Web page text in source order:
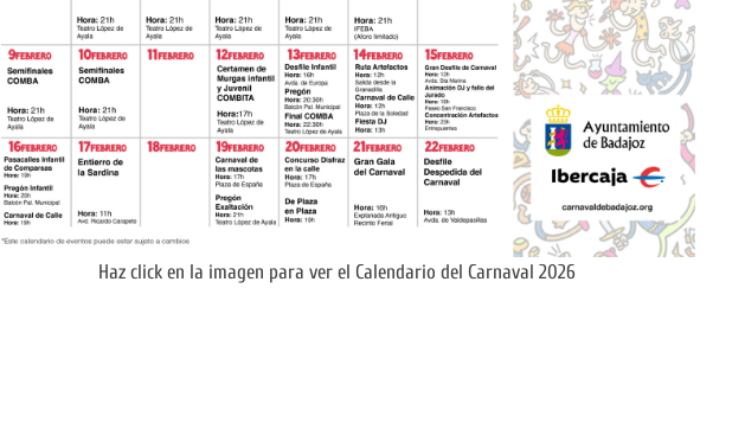
Haz click en la imagen para ver el Calendario del Carnaval 2026